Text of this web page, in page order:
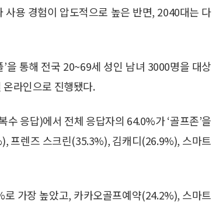
사용 경험이 압도적으로 높은 반면, 2040대는 다
을 통해 전국 20~69세 성인 남녀 3000명을 대상
라인으로 진행됐다.
수 응답)에서 전체 응답자의 64.0%가 ‘골프존’을
프렌즈 스크린(35.3%), 김캐디(26.9%), 스마트
가장 높았고, 카카오골프예약(24.2%), 스마트